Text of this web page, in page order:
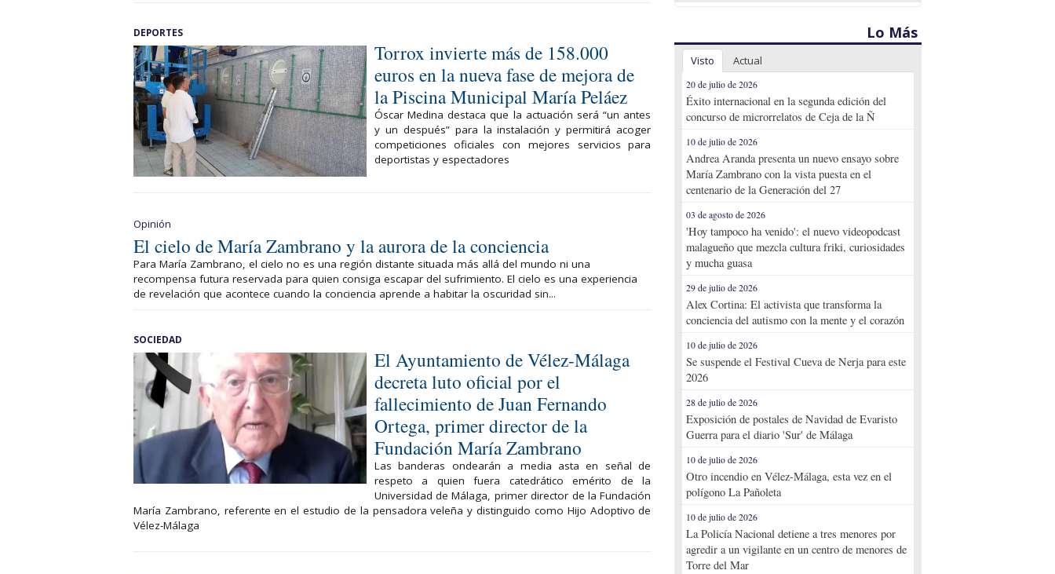
DEPORTES
Torrox invierte más de 158.000
euros en la nueva fase de mejora de
la Piscina Municipal María Peláez
Óscar Medina destaca que la actuación será “un antes
y un después” para la instalación y permitirá acoger
competiciones oficiales con mejores servicios para
deportistas y espectadores
Opinión
El cielo de María Zambrano y la aurora de la conciencia
Para María Zambrano, el cielo no es una región distante situada más allá del mundo ni una
recompensa futura reservada para quien consiga escapar del sufrimiento. El cielo es una experiencia
de revelación que acontece cuando la conciencia aprende a habitar la oscuridad sin...
SOCIEDAD
El Ayuntamiento de Vélez-Málaga
decreta luto oficial por el
fallecimiento de Juan Fernando
Ortega, primer director de la
Fundación María Zambrano
Las banderas ondearán a media asta en señal de
respeto a quien fuera catedrático emérito de la
Universidad de Málaga, primer director de la Fundación
María Zambrano, referente en el estudio de la pensadora veleña y distinguido como Hijo Adoptivo de
Vélez-Málaga
Lo Más
Visto Actual
20 de julio de 2026
Éxito internacional en la segunda edición del
concurso de microrrelatos de Ceja de la Ñ
10 de julio de 2026
Andrea Aranda presenta un nuevo ensayo sobre
María Zambrano con la vista puesta en el
centenario de la Generación del 27
03 de agosto de 2026
'Hoy tampoco ha venido': el nuevo videopodcast
malagueño que mezcla cultura friki, curiosidades
y mucha guasa
29 de julio de 2026
Alex Cortina: El activista que transforma la
conciencia del autismo con la mente y el corazón
10 de julio de 2026
Se suspende el Festival Cueva de Nerja para este
2026
28 de julio de 2026
Exposición de postales de Navidad de Evaristo
Guerra para el diario 'Sur' de Málaga
10 de julio de 2026
Otro incendio en Vélez-Málaga, esta vez en el
polígono La Pañoleta
10 de julio de 2026
La Policía Nacional detiene a tres menores por
agredir a un vigilante en un centro de menores de
Torre del Mar